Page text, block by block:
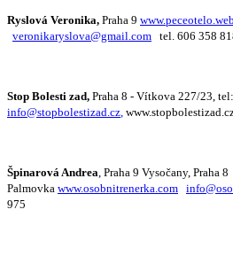
Ryslová Veronika, Praha 9
veronikaryslova@gmail.com tel. 606 358
Stop Bolesti zad, Praha 8 - Vítkova 227/23,
info@stopbolestizad.cz
Špinarová Andrea , Praha 9 Vysočany, Praha 8
Palmovka www.osobnitrenerka.com
975